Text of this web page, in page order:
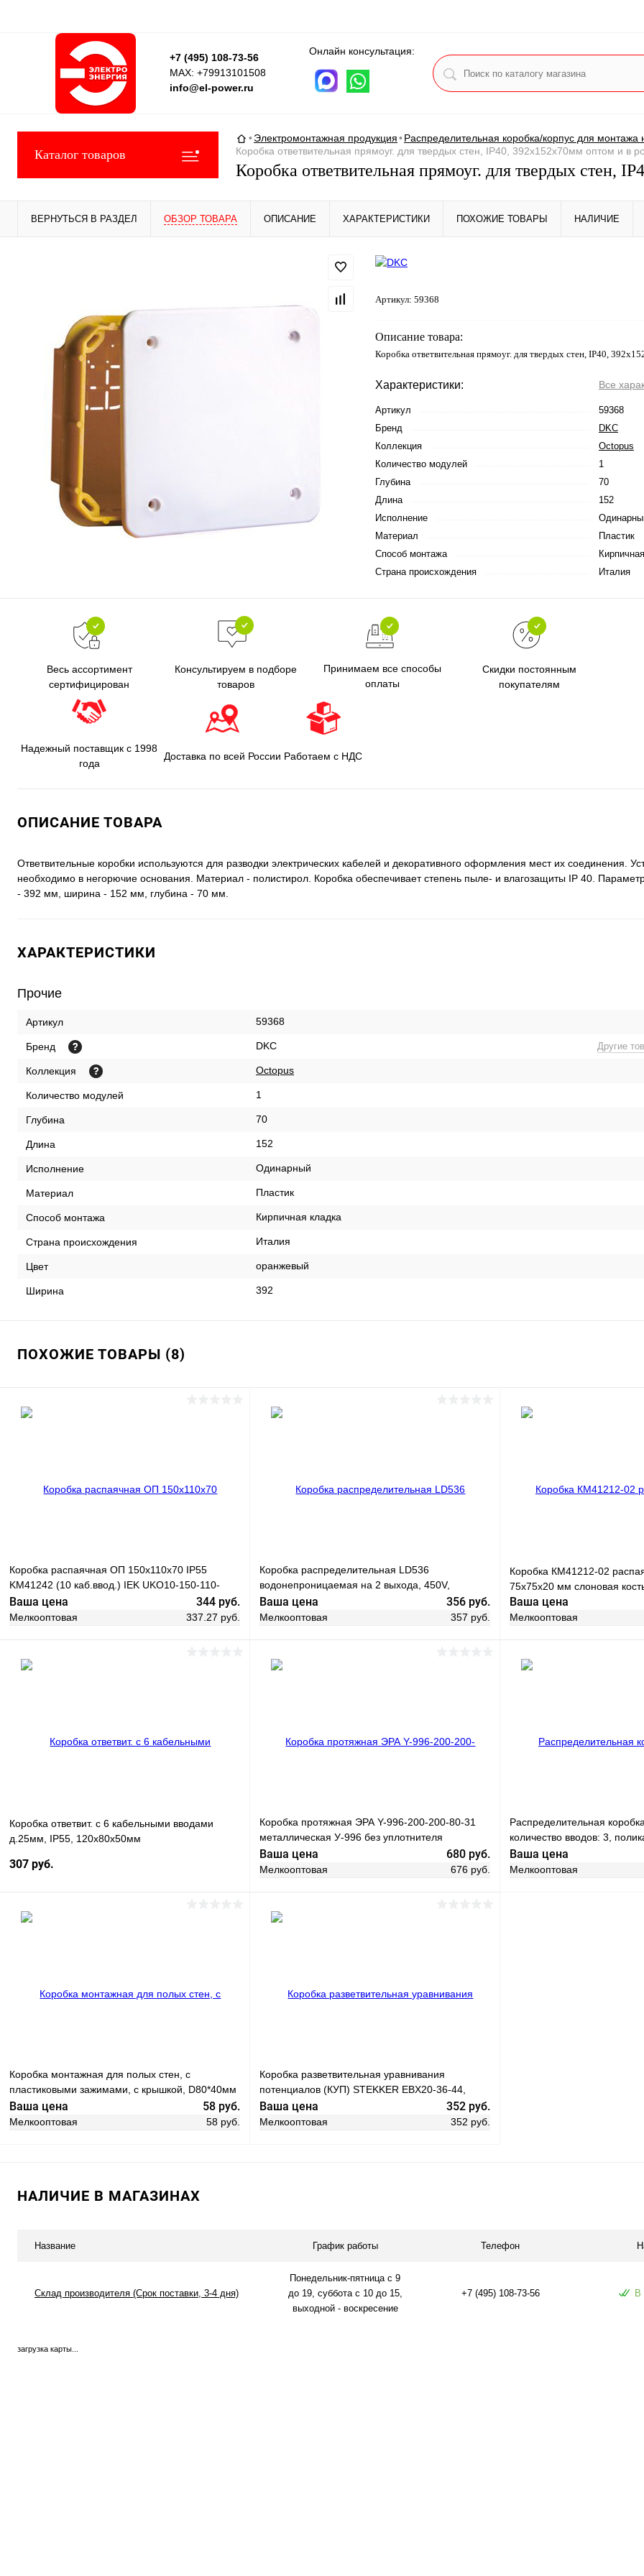
+7 (495) 108-73-56
MAX: +79913101508
info@el-power.ru
Онлайн консультация:
Каталог товаров
Главная страница
•Электромонтажная продукция•Распределительная коробка/корпус для монтажа
Коробка ответвительная прямоуг. для твердых стен, IP40, 392х152х70мм оптом и в
Коробка ответвительная прямоуг. для твердых стен,
ВЕРНУТЬСЯ В РАЗДЕЛ ОБЗОР ТОВАРА ОПИСАНИЕ ХАРАКТЕРИСТИКИ ПОХОЖИЕ ТОВАРЫ НАЛИЧИЕ
Артикул: 59368
Описание товара:
Коробка ответвительная прямоуг. для твердых стен, IP40,
Характеристики: Все
Артикул
59368
Бренд
DKC
Коллекция
Octopus
Количество модулей
1
Глубина
70
Длина
152
Исполнение
Материал
Пластик
Способ монтажа
Страна происхождения
Италия
Весь ассортимент
сертифицирован
Консультируем в подборе
товаров
Принимаем все способы
оплаты
Скидки постоянным
покупателям
Надежный поставщик с 1998
года
Доставка по всей России Работаем с НДС
ОПИСАНИЕ ТОВАРА
Ответвительные коробки используются для разводки электрических кабелей и декоративного оформления мест их соединения.
необходимо в негорючие основания. Материал - полистирол. Коробка обеспечивает степень пыле- и влагозащиты IP 40.
- 392 мм, ширина - 152 мм, глубина - 70 мм.
ХАРАКТЕРИСТИКИ
Прочие
Артикул 59368
Бренд DKC Другие
Коллекция Octopus
Количество модулей 1
Глубина 70
Длина 152
Исполнение Одинарный
Материал Пластик
Способ монтажа Кирпичная кладка
Страна происхождения Италия
Цвет оранжевый
Ширина 392
ПОХОЖИЕ ТОВАРЫ (8)
Коробка распаячная ОП 150х110х70 IP55
KM41242 (10 каб.ввод.) IEK UKO10-150-110-
070-K41-55
Ваша цена 344 руб.
Мелкооптовая 337.27 руб.
Коробка распределительная LD536
водонепроницаемая на 2 выхода, 450V,
115х53х36, прозрачный
Ваша цена 356 руб.
Мелкооптовая 357 руб.
Коробка КМ41212-02
75х75х20 мм слоновая
Ваша цена
Мелкооптовая
Коробка ответвит. с 6 кабельными вводами
д.25мм, IP55, 120х80х50мм
307 руб.
Коробка протяжная ЭРА Y-996-200-200-80-31
металлическая У-996 без уплотнителя
200х200х80мм черная IP31
Ваша цена 680 руб.
Мелкооптовая 676 руб.
Распределительная
количество вводов: 3,
цвет черный, размер
Ваша цена
Мелкооптовая
Коробка монтажная для полых стен, с
пластиковыми зажимами, с крышкой, D80*40мм
STEKKER EBX30-02-1-20-80, красный
Ваша цена 58 руб.
Мелкооптовая 58 руб.
В корзину
Коробка разветвительная уравнивания
потенциалов (КУП) STEKKER EBX20-36-44,
85*85*40мм, 6 вводов, IP44, светло-серая
(GE41360)
Ваша цена 352 руб.
Мелкооптовая 352 руб.
НАЛИЧИЕ В МАГАЗИНАХ
Название График работы Телефон
Склад производителя (Срок поставки, 3-4 дня)
Понедельник-пятница с 9
до 19, суббота с 10 до 15,
выходной - воскресение
+7 (495) 108-73-56 В
загрузка карты...